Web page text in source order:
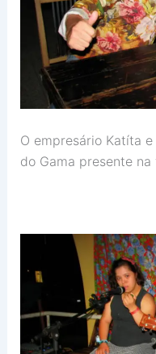
O empresário Katíta
do Gama presente na